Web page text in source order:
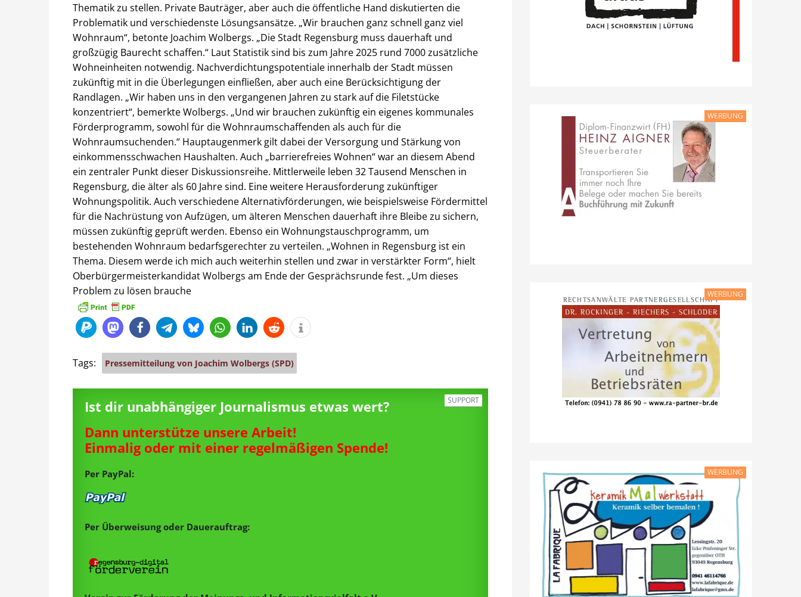
Thematik zu stellen. Private Bauträger, aber auch die öffentliche Hand diskutierten die
Problematik und verschiedenste Lösungsansätze. „Wir brauchen ganz schnell ganz viel
Wohnraum“, betonte Joachim Wolbergs. „Die Stadt Regensburg muss dauerhaft und
großzügig Baurecht schaffen.“ Laut Statistik sind bis zum Jahre 2025 rund 7000 zusätzliche
Wohneinheiten notwendig. Nachverdichtungspotentiale innerhalb der Stadt müssen
zukünftig mit in die Überlegungen einfließen, aber auch eine Berücksichtigung der
Randlagen. „Wir haben uns in den vergangenen Jahren zu stark auf die Filetstücke
konzentriert“, bemerkte Wolbergs. „Und wir brauchen zukünftig ein eigenes kommunales
Förderprogramm, sowohl für die Wohnraumschaffenden als auch für die
Wohnraumsuchenden.“ Hauptaugenmerk gilt dabei der Versorgung und Stärkung von
einkommensschwachen Haushalten. Auch „barrierefreies Wohnen“ war an diesem Abend
ein zentraler Punkt dieser Diskussionsreihe. Mittlerweile leben 32 Tausend Menschen in
Regensburg, die älter als 60 Jahre sind. Eine weitere Herausforderung zukünftiger
Wohnungspolitik. Auch verschiedene Alternativförderungen, wie beispielsweise Fördermittel
für die Nachrüstung von Aufzügen, um älteren Menschen dauerhaft ihre Bleibe zu sichern,
müssen zukünftig geprüft werden. Ebenso ein Wohnungstauschprogramm, um
bestehenden Wohnraum bedarfsgerechter zu verteilen. „Wohnen in Regensburg ist ein
Thema. Diesem werde ich mich auch weiterhin stellen und zwar in verstärkter Form“, hielt
Oberbürgermeisterkandidat Wolbergs am Ende der Gesprächsrunde fest. „Um dieses
Problem zu lösen brauche
Tags: Pressemitteilung von Joachim Wolbergs (SPD)
SUPPORT
Ist dir unabhängiger Journalismus etwas wert?
Dann unterstütze unsere Arbeit!
Einmalig oder mit einer regelmäßigen Spende!
Per PayPal:
Per Überweisung oder Dauerauftrag:
WERBUNG
WERBUNG
WERBUNG